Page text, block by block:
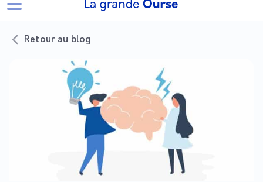
Retour au blog